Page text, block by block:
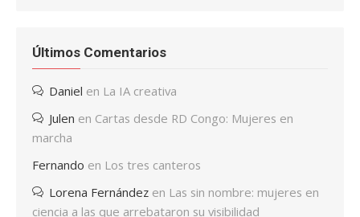
Últimos Comentarios
Daniel en La IA creativa
Julen en Cartas desde RD Congo: Mujeres en
marcha
Fernando en Los tres canteros
Lorena Fernández en Las sin nombre: mujeres en
ciencia a las que arrebataron su visibilidad